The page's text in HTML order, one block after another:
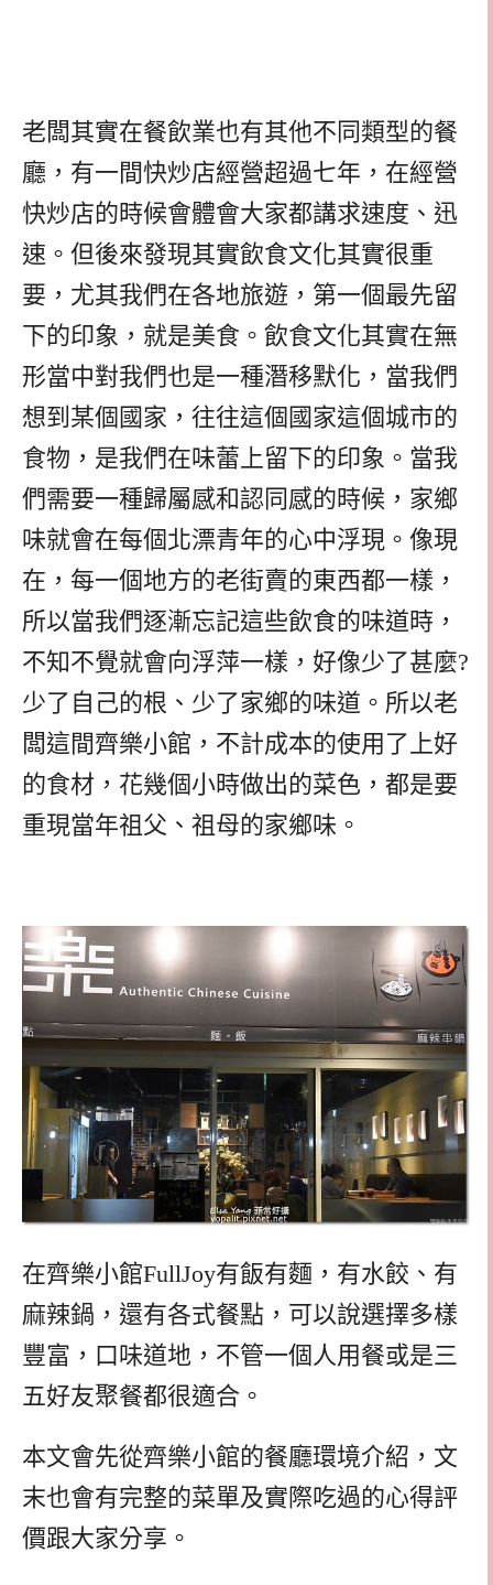
老闆其實在餐飲業也有其他不同類型的餐
廳，有一間快炒店經營超過七年，在經營
快炒店的時候會體會大家都講求速度、迅
速。但後來發現其實飲食文化其實很重
要，尤其我們在各地旅遊，第一個最先留
下的印象，就是美食。飲食文化其實在無
形當中對我們也是一種潛移默化，當我們
想到某個國家，往往這個國家這個城市的
食物，是我們在味蕾上留下的印象。當我
們需要一種歸屬感和認同感的時候，家鄉
味就會在每個北漂青年的心中浮現。像現
在，每一個地方的老街賣的東西都一樣，
所以當我們逐漸忘記這些飲食的味道時，
不知不覺就會向浮萍一樣，好像少了甚麼?
少了自己的根、少了家鄉的味道。所以老
闆這間齊樂小館，不計成本的使用了上好
的食材，花幾個小時做出的菜色，都是要
重現當年祖父、祖母的家鄉味。
在齊樂小館FullJoy有飯有麵，有水餃、有
麻辣鍋，還有各式餐點，可以說選擇多樣
豐富，口味道地，不管一個人用餐或是三
五好友聚餐都很適合。
本文會先從齊樂小館的餐廳環境介紹，文
末也會有完整的菜單及實際吃過的心得評
價跟大家分享。